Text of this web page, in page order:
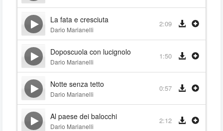
La fata e cresciuta
Dario Marianelli
2:09
Doposcuola con lucignolo
Dario Marianelli
1:50
Notte senza tetto
Dario Marianelli
0:57
Al paese dei balocchi
Dario Marianelli
2:12